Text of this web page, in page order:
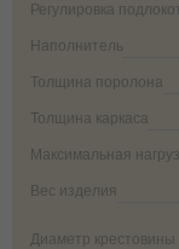
Регулировка
Наполнитель
Толщина поролона
Толщина каркаса
Максимальная
Вес изделия
Диаметр крестовины